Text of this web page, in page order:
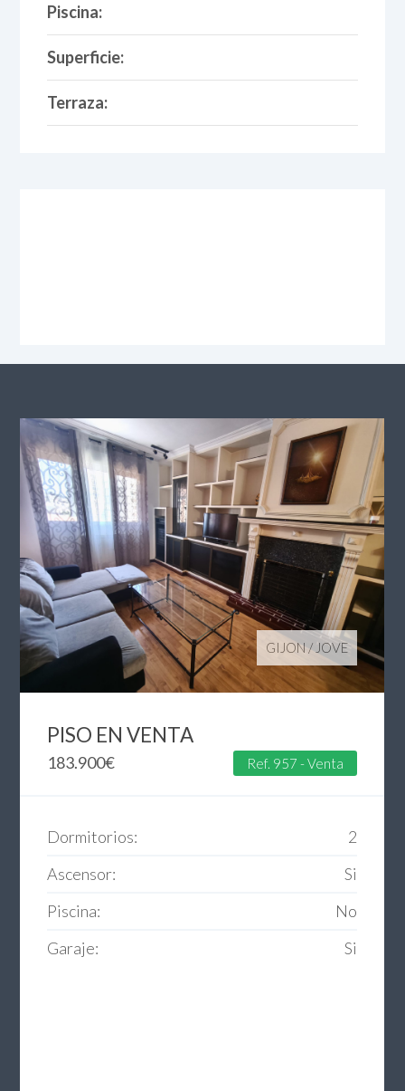
Piscina:
Superficie:
Terraza:
GIJON/ JOVE
PISO EN VENTA
183.900€ Ref. 957 - Venta
Dormitorios:
2
Ascensor:
Si
Piscina:
No
Garaje:
Si